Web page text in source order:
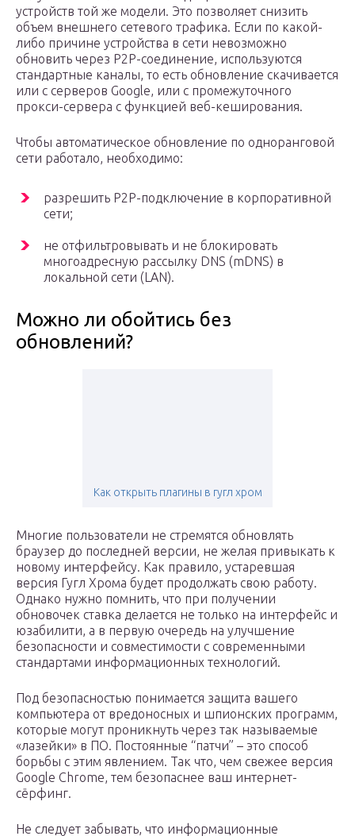
устройств той же модели. Это позволяет снизить
объем внешнего сетевого трафика. Если по какой-
либо причине устройства в сети невозможно
обновить через P2P-соединение, используются
стандартные каналы, то есть обновление скачивается
или с серверов Google, или с промежуточного
прокси-сервера с функцией веб-кеширования.
Чтобы автоматическое обновление по одноранговой
сети работало, необходимо:
разрешить P2P-подключение в корпоративной
сети;
не отфильтровывать и не блокировать
многоадресную рассылку DNS (mDNS) в
локальной сети (LAN).
Можно ли обойтись без
обновлений?
Как открыть плагины в гугл хром
Многие пользователи не стремятся обновлять
браузер до последней версии, не желая привыкать к
новому интерфейсу. Как правило, устаревшая
версия Гугл Хрома будет продолжать свою работу.
Однако нужно помнить, что при получении
обновочек ставка делается не только на интерфейс и
юзабилити, а в первую очередь на улучшение
безопасности и совместимости с современными
стандартами информационных технологий.
Под безопасностью понимается защита вашего
компьютера от вредоносных и шпионских программ,
которые могут проникнуть через так называемые
«лазейки» в ПО. Постоянные “патчи” – это способ
борьбы с этим явлением. Так что, чем свежее версия
Google Chrome, тем безопаснее ваш интернет-
сёрфинг.
Не следует забывать, что информационные